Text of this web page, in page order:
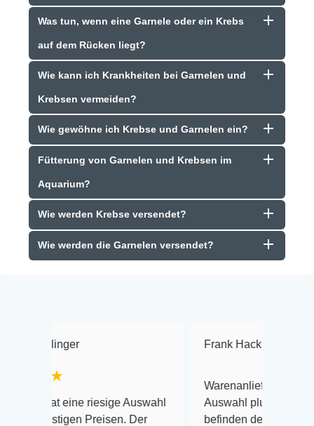
Was tun, wenn eine Garnele oder ein Krebs
auf dem Rücken liegt?
Wie kann ich Krankheiten bei Garnelen und
Krebsen vermeiden?
Wie gewöhne ich Krebse und Garnelen ein?
Fütterung von Garnelen und Krebsen im
Aquarium?
Wie werden Krebse versendet?
Wie werden die Garnelen versendet?
riesige Auswahl
Preisen. Der
Frank Hackmayer ★★★★
Warenanlieferung Top und die
Auswahl plus gesundheitliches
befinden der Fische einwandfrei.